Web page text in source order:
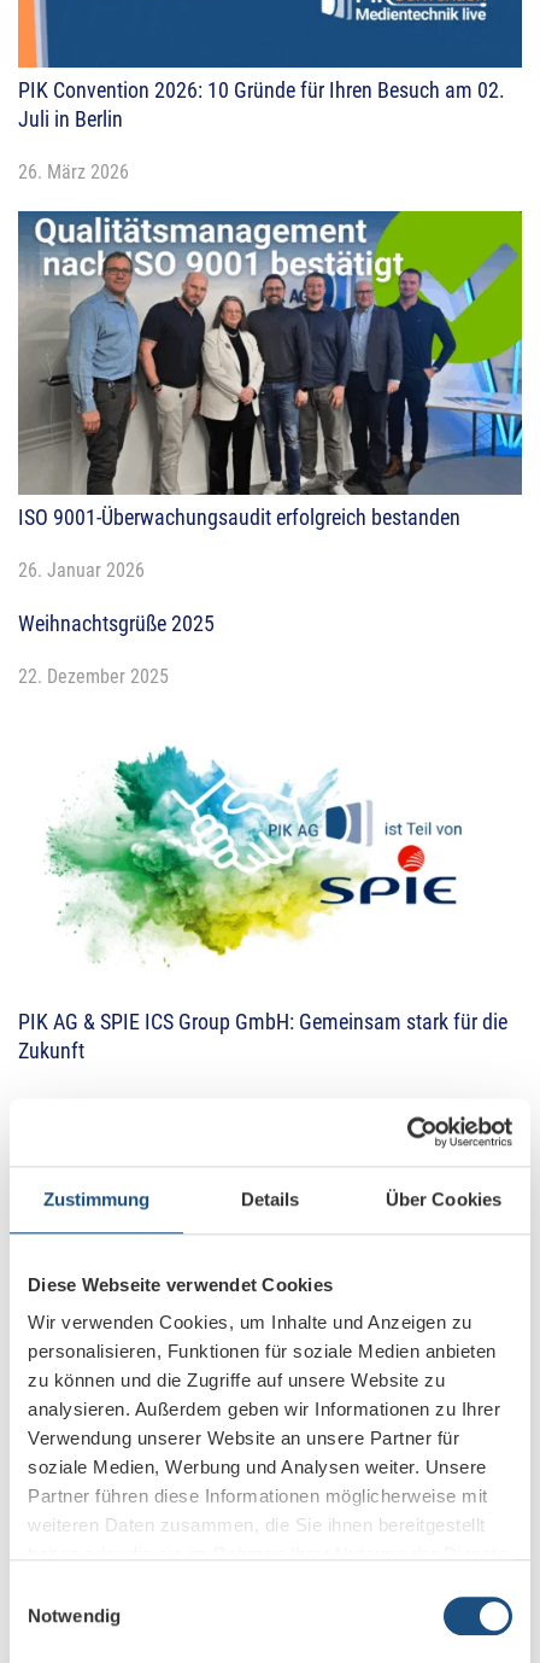
Zustimmung Details Über Cookies
Diese Webseite verwendet Cookies
Wir verwenden Cookies, um Inhalte und Anzeigen zu
personalisieren, Funktionen für soziale Medien anbieten
zu können und die Zugriffe auf unsere Website zu
analysieren. Außerdem geben wir Informationen zu Ihrer
Verwendung unserer Website an unsere Partner für
soziale Medien, Werbung und Analysen weiter. Unsere
Partner führen diese Informationen möglicherweise mit
weiteren Daten zusammen, die Sie ihnen bereitgestellt
Notwendig
PIK Convention 2026: 10 Gründe für Ihren Besuch am 02.
Juli in Berlin
26. März 2026
ISO 9001-Überwachungsaudit erfolgreich bestanden
26. Januar 2026
Weihnachtsgrüße 2025
22. Dezember 2025
PIK AG & SPIE ICS Group GmbH: Gemeinsam stark für die
Zukunft
Offizielle Zertifizierung nach ISO 27001
15. Dezember 2025